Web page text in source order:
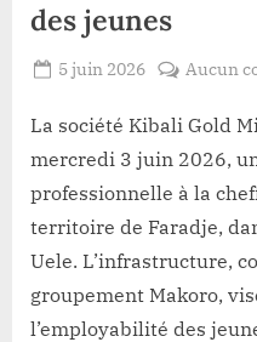
cri
d’alarme
l’Assemblée
des jeunes
Posted
5 juin 2026
VYAVU
Aucun
La société Kibali Gold
mercredi 3 juin 2026,
professionnelle à la
territoire de Faradje,
Uele. L’infrastructure,
groupement Makoro,
l’employabilité des